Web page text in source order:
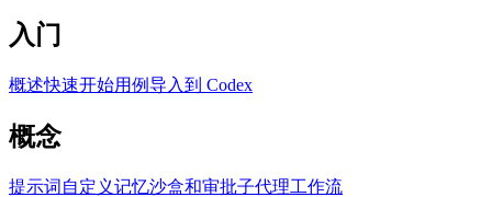
入门
概述快速开始用例导入到 Codex
概念
提示词 自定义记忆沙盒和审批子代理工作流